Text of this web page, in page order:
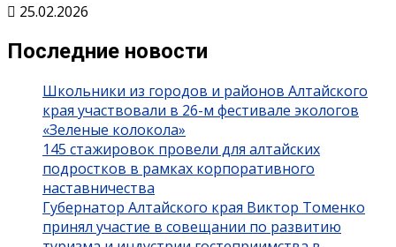
25.02.2026
Последние новости
Школьники из городов и районов Алтайского
края участвовали в 26-м фестивале экологов
«Зеленые колокола»
145 стажировок провели для алтайских
подростков в рамках корпоративного
наставничества
Губернатор Алтайского края Виктор Томенко
принял участие в совещании по развитию